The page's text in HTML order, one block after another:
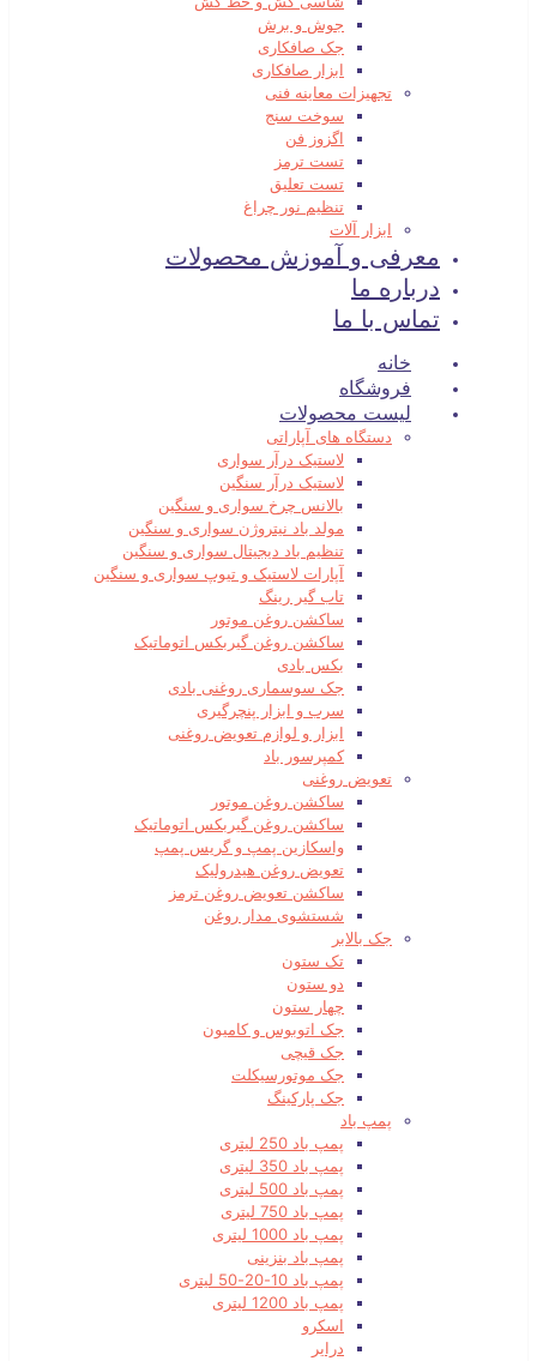
جوش و برش
جک صافکاری
ابزار صافکاری
تجهیزات معاینه فنی
سوخت سنج
اگزوز فن
تست ترمز
تست تعلیق
تنظیم نور چراغ
ابزار آلات
معرفی و آموزش محصولات
درباره ما
تماس با ما
خانه
فروشگاه
لیست محصولات
دستگاه های آپاراتی
لاستیک درآر سواری
لاستیک درآر سنگین
بالانس چرخ سواری و سنگین
مولد باد نیتروژن سواری و سنگین
تنظیم باد دیجیتال سواری و سنگین
آپارات لاستیک و تیوپ سواری و سنگین
تاب گیر رینگ
ساکشن روغن موتور
ساکشن روغن گیربکس اتوماتیک
بکس بادی
جک سوسماری روغنی بادی
سرب و ابزار پنچرگیری
ابزار و لوازم تعویض روغنی
کمپرسور باد
تعویض روغنی
ساکشن روغن موتور
ساکشن روغن گیربکس اتوماتیک
واسکازین پمپ و گریس پمپ
تعویض روغن هیدرولیک
ساکشن تعویض روغن ترمز
شستشوی مدار روغن
جک بالابر
تک ستون
دو ستون
چهار ستون
جک اتوبوس و کامیون
جک قیچی
جک موتورسیکلت
جک پارکینگ
پمپ باد
پمپ باد 250 لیتری
پمپ باد 350 لیتری
پمپ باد 500 لیتری
پمپ باد 750 لیتری
پمپ باد 1000 لیتری
پمپ باد بنزینی
پمپ باد 10-20-50 لیتری
پمپ باد 1200 لیتری
اسکرو
درایر